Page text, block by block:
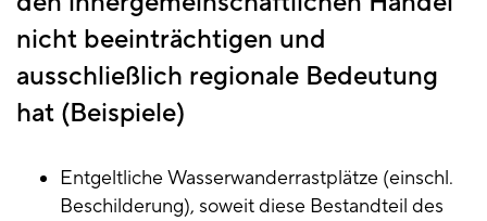
nicht beeinträchtigen und
ausschließlich regionale Bedeutung
hat (Beispiele)
Entgeltliche Wasserwanderrastplätze (einschl.
Beschilderung), soweit diese Bestandteil des